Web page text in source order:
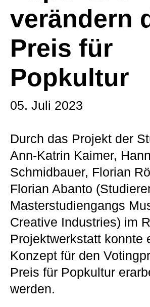
verändern
Preis für
Popkultur
05. Juli 2023
Durch das Projekt der
Ann-Katrin Kaimer,
Schmidbauer, Florian
Florian Abanto
Masterstudiengangs
Creative Industries) im
Projektwerkstatt konnte
Konzept für den
Preis für Popkultur
werden.